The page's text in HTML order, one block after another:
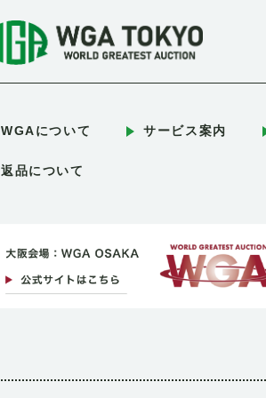
WGAについて サービス案内
返品について